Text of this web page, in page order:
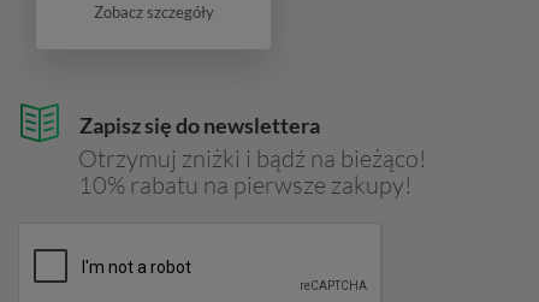
Zapisz się do newslettera
Otrzymuj zniżki i bądź na bieżąco!
10% rabatu na pierwsze zakupy!
Zobacz szczegóły